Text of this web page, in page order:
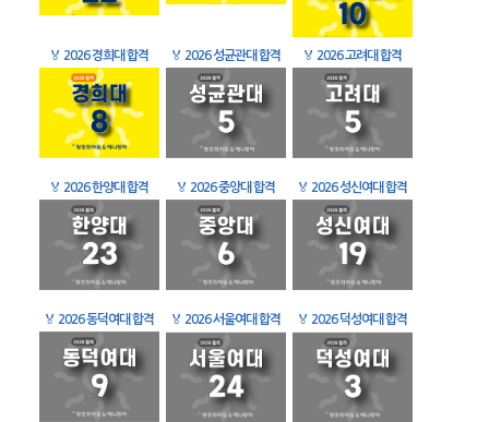
🏅 2026 경희대 합격 🏅 2026 성균관대 합격 🏅 2026 고려대 합격
🏅 2026 한양대 합격 🏅 2026 중앙대 합격 🏅 2026 성신여대 합격
🏅 2026 동덕여대 합격 🏅 2026 서울여대 합격 🏅 2026 덕성여대 합격